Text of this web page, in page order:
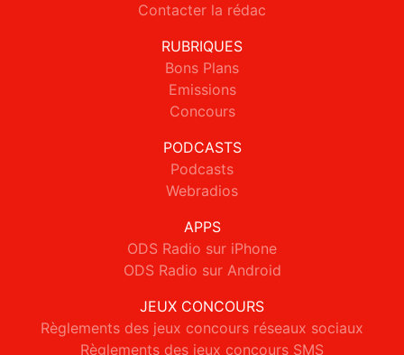
Contacter la rédac
RUBRIQUES
Bons Plans
Emissions
Concours
PODCASTS
Podcasts
Webradios
APPS
ODS Radio sur iPhone
ODS Radio sur Android
JEUX CONCOURS
Règlements des jeux concours réseaux sociaux
Règlements des jeux concours SMS